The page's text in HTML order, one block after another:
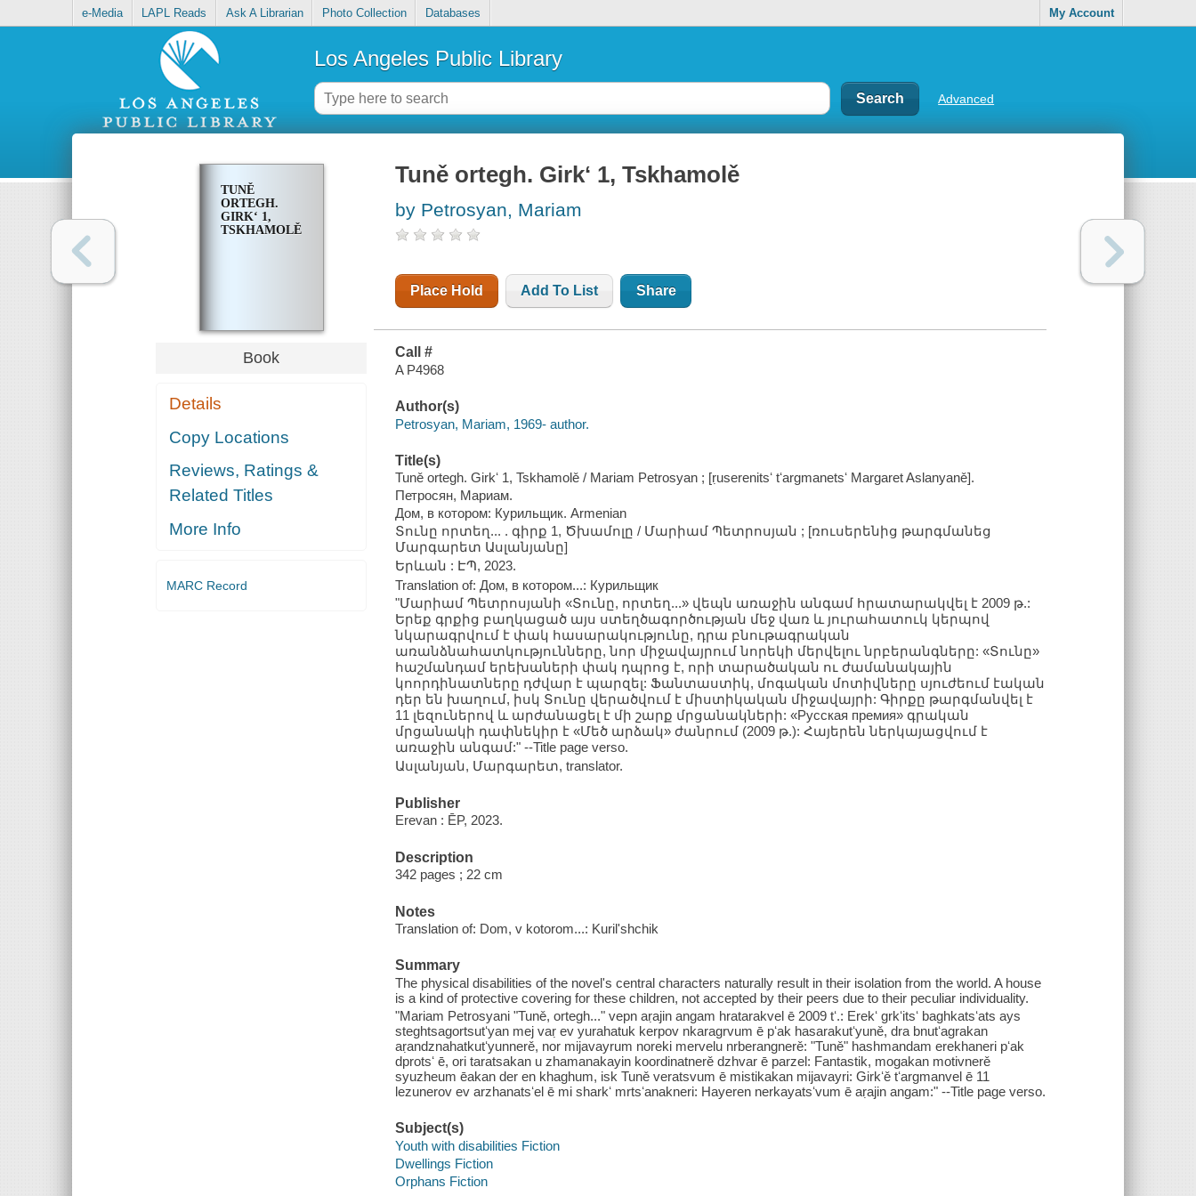
e-Media LAPL Reads Ask A Librarian Photo Collection Databases My Account
Los Angeles Public Library
Advanced
TUNĚ
ORTEGH.
GIRKʻ 1,
TSKHAMOLĚ
Book
Details
Copy Locations
Reviews, Ratings &
Related Titles
More Info
MARC Record
Tuně ortegh. Girkʻ 1, Tskhamolě
by Petrosyan, Mariam
Place Hold Add To List Share
Call #
A P4968
Author(s)
Petrosyan, Mariam, 1969- author.
Title(s)
Tuně ortegh. Girkʻ 1, Tskhamolě / Mariam Petrosyan ; [ṛuserenitsʻ tʻargmanetsʻ Margaret Aslanyaně].
Петросян, Мариам.
Дом, в котором: Курильщик. Armenian
Տունը որտեղ... . գիրք 1, Ծխամոլը / Մարիամ Պետրոսյան ; [ռուսերենից թարգմանեց
Մարգարետ Ասլանյանը]
Երևան : ԷՊ, 2023.
Translation of: Дом, в котором...: Курильщик
"Մարիամ Պետրոսյանի «Տունը, որտեղ...» վեպն առաջին անգամ հրատարակվել է 2009 թ.:
Երեք գրքից բաղկացած այս ստեղծագործության մեջ վառ և յուրահատուկ կերպով
նկարագրվում է փակ հասարակությունը, դրա բնութագրական
առանձնահատկությունները, նոր միջավայրում նորեկի մերվելու նրբերանգները: «Տունը»
հաշմանդամ երեխաների փակ դպրոց է, որի տարածական ու ժամանակային
կոորդինատները դժվար է պարզել: Ֆանտաստիկ, մոգական մոտիվները սյուժեում էական
դեր են խաղում, իսկ Տունը վերածվում է միստիկական միջավայրի: Գիրքը թարգմանվել է
11 լեզուներով և արժանացել է մի շարք մրցանակների: «Русская премия» գրական
մրցանակի դափնեկիր է «Մեծ արձակ» ժանրում (2009 թ.): Հայերեն ներկայացվում է
առաջին անգամ:" --Title page verso.
Ասլանյան, Մարգարետ, translator.
Publisher
Erevan : ĒP, 2023.
Description
342 pages ; 22 cm
Notes
Translation of: Dom, v kotorom...: Kurilʹshchik
Summary
The physical disabilities of the novel's central characters naturally result in their isolation from the world. A house
is a kind of protective covering for these children, not accepted by their peers due to their peculiar individuality.
"Mariam Petrosyani "Tuně, ortegh..." vepn aṛajin angam hratarakvel ē 2009 tʻ.: Erekʻ grkʻitsʻ baghkatsʻats ays
steghtsagortsutʻyan mej vaṛ ev yurahatuk kerpov nkaragrvum ē pʻak hasarakutʻyuně, dra bnutʻagrakan
aṛandznahatkutʻyunnerě, nor mijavayrum noreki mervelu nrberangnerě: "Tuně" hashmandam erekhaneri pʻak
dprotsʻ ē, ori taratsakan u zhamanakayin koordinatnerě dzhvar ē parzel: Fantastik, mogakan motivnerě
syuzheum ēakan der en khaghum, isk Tuně veratsvum ē mistikakan mijavayri: Girkʻě tʻargmanvel ē 11
lezunerov ev arzhanatsʻel ē mi sharkʻ mrtsʻanakneri: Hayeren nerkayatsʻvum ē aṛajin angam:" --Title page verso.
Subject(s)
Youth with disabilities Fiction
Dwellings Fiction
Orphans Fiction